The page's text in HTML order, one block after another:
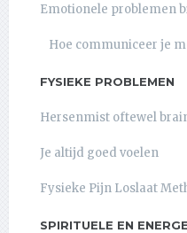
Emotionele problemen
Hoe communiceer je
FYSIEKE PROBLEMEN
Hersenmist oftewel
Je altijd goed voelen
Fysieke Pijn Loslaat
SPIRITUELE EN